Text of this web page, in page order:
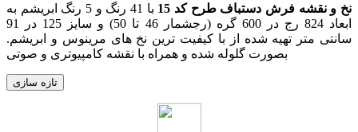
نخ و نقشه فرش دستباف طرح کد 15
با 41 رنگ و 5 رنگ ابریشم به
ابعاد 824 رج در 600 گره
(رجشمار 46 تا 50 )
و سایز 125 در 91
سانتی متر تهیه شده از با کیفیت ترین نخ های مرینوس و ابریشم.
بصورت گلوله شده و همراه با نقشه کامپیوتری و صوتی